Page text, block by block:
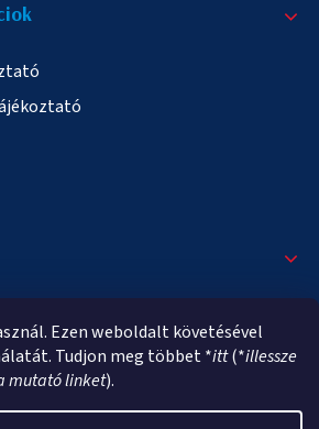
Ezen weboldalt követésével
Tudjon meg többet *itt(*illessze
mutató linket).